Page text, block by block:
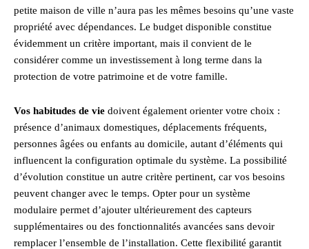
petite maison de ville n’aura pas les mêmes besoins qu’une vaste
propriété avec dépendances. Le budget disponible constitue
évidemment un critère important, mais il convient de le
considérer comme un investissement à long terme dans la
protection de votre patrimoine et de votre famille.
Vos habitudes de vie doivent également orienter votre choix :
présence d’animaux domestiques, déplacements fréquents,
personnes âgées ou enfants au domicile, autant d’éléments qui
influencent la configuration optimale du système. La possibilité
d’évolution constitue un autre critère pertinent, car vos besoins
peuvent changer avec le temps. Opter pour un système
modulaire permet d’ajouter ultérieurement des capteurs
supplémentaires ou des fonctionnalités avancées sans devoir
remplacer l’ensemble de l’installation. Cette flexibilité garantit